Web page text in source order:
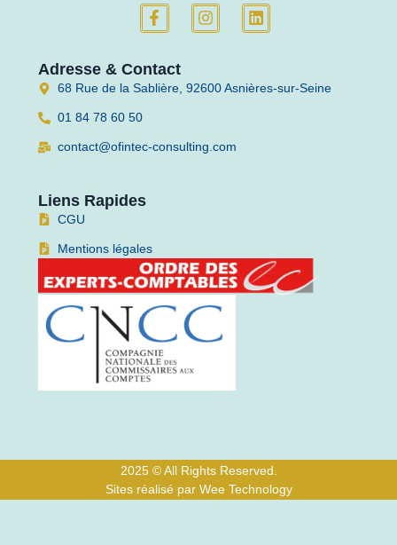
Adresse & Contact
68 Rue de la Sablière, 92600 Asnières-sur-Seine
01 84 78 60 50
contact@ofintec-consulting.com
Liens Rapides
CGU
Mentions légales
2025 © All Rights Reserved.
Sites réalisé par Wee Technology